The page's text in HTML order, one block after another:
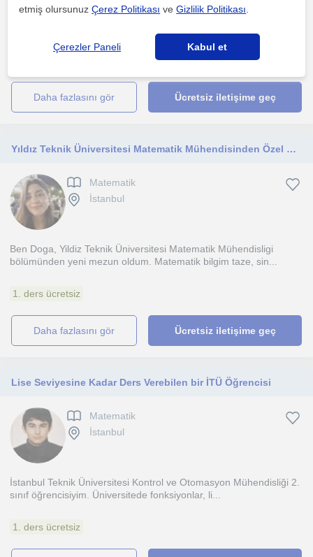
Yıldız Teknik Üniversitesi Matematik Mühendisliği mezunu olarak
daha fazlasını gör Ücretsiz iletişime geç
Yıldız Teknik Üniversitesi Matematik Mühendisinden Özel Matematik Dersi
Matematik
İstanbul
Ben Doga, Yildiz Teknik Üniversitesi Matematik Mühendisligi
bölümünden yeni mezun oldum. Matematik bilgim taze, sin...
1. ders ücretsiz
daha fazlasını gör Ücretsiz iletişime geç
Lise Seviyesine Kadar Ders Verebilen bir İTÜ Öğrencisi
Matematik
İstanbul
İstanbul Teknik Üniversitesi Kontrol ve Otomasyon Mühendisliği 2.
sınıf öğrencisiyim. Üniversitede fonksiyonlar, li...
1. ders ücretsiz
etmiş olursunuzÇerez Politikası veGizlilik Politikası
Çerezler Paneli Kabul et